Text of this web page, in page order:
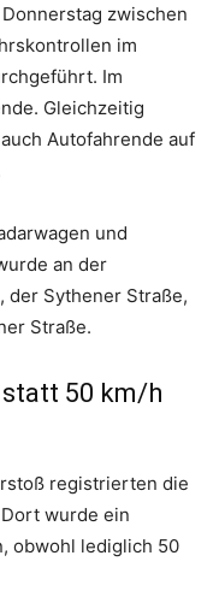
zwischen
im
Im
Gleichzeitig
Autofahrende auf
und
an der
der Sythener Straße,
Straße.
50 km/h
registrierten die
wurde ein
obwohl lediglich 50